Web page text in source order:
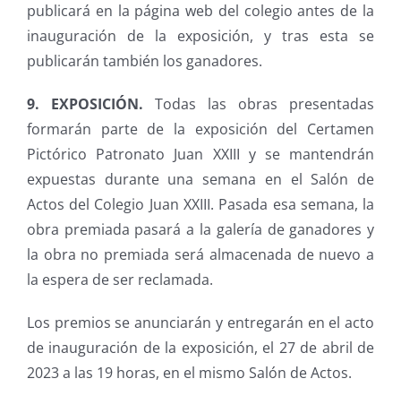
publicará en la página web del colegio antes de la
inauguración de la exposición, y tras esta se
publicarán también los ganadores.
9. EXPOSICIÓN. Todas las obras presentadas
formarán parte de la exposición del Certamen
Pictórico Patronato Juan XXIII y se mantendrán
expuestas durante una semana en el Salón de
Actos del Colegio Juan XXIII. Pasada esa semana, la
obra premiada pasará a la galería de ganadores y
la obra no premiada será almacenada de nuevo a
la espera de ser reclamada.
Los premios se anunciarán y entregarán en el acto
de inauguración de la exposición, el 27 de abril de
2023 a las 19 horas, en el mismo Salón de Actos.